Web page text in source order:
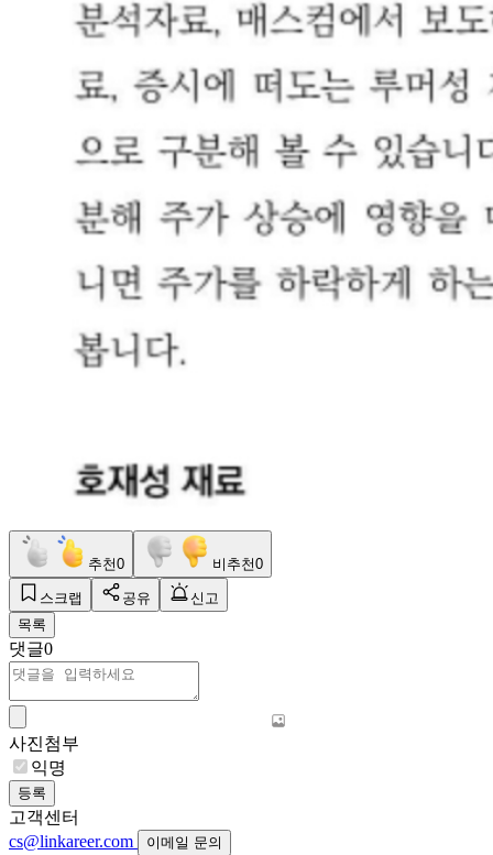
추천0 비추천0
스크랩 공유
신고
목록
댓글0
사진첨부
익명
등록
고객센터
cs@linkareer.com
이메일 문의